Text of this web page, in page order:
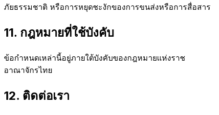
ภัยธรรมชาติ หรือการหยุดชะงักของการขนส่งหรือการสื่อสาร
11. กฎหมายที่ใช้บังคับ
ข้อกำหนดเหล่านี้อยู่ภายใต้บังคับของกฎหมายแห่งราช
อาณาจักรไทย
12. ติดต่อเรา